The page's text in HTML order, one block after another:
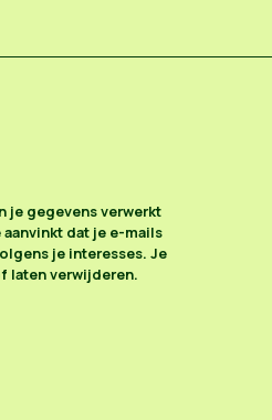
je gegevens verwerkt
aanvinkt dat je e-mails
je interesses. Je
laten verwijderen.